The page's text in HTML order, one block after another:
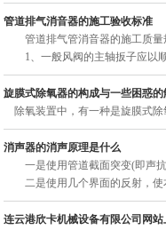
管道排气消音器的施工验收标准
管道排气管消音器的施工质量
1、一般风阀的主轴扳子应以
旋膜式除氧器的构成与一些困惑的
除氧装置中，有一种是旋膜式除
消声器的消声原理是什么
一是使用管道截面突变(即声抗
二是使用几个界面的反射，使
连云港欣卡机械设备有限公司网站